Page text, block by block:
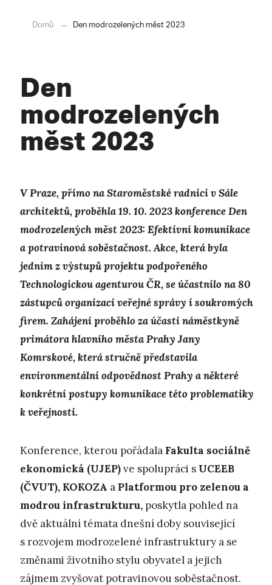
Domů Den modrozelených měst 2023
Den
modrozelených
měst 2023
V Praze, přímo na Staroměstské radnici v Sále
architektů, proběhla 19. 10. 2023 konference Den
modrozelených měst 2023: Efektivní komunikace
a potravinová soběstačnost. Akce, která byla
jedním z výstupů projektu podpořeného
Technologickou agenturou ČR, se účastnilo na 80
zástupců organizací veřejné správy i soukromých
firem. Zahájení proběhlo za účasti náměstkyně
primátora hlavního města Prahy Jany
Komrskové, která stručně představila
environmentální odpovědnost Prahy a některé
konkrétní postupy komunikace této problematiky
k veřejnosti.
Konference, kterou pořádala Fakulta sociálně
ekonomická (UJEP)ve spolupráci s UCEEB
(ČVUT), KOKOZA a Platformou pro zelenou a
modrou infrastrukturu, poskytla pohled na
dvě aktuální témata dnešní doby související
s rozvojem modrozelené infrastruktury a se
změnami životního stylu obyvatel a jejich
zájmem zvyšovat potravinovou soběstačnost.